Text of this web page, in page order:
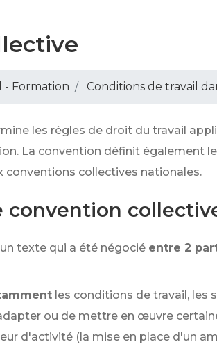
- Formation Conditions de travail
les règles de droit du travail
La convention définit également
collectives nationales.
convention
texte qui a été négocié entre 2
les conditions de travail, les
ou de mettre en œuvre
d'activité (la mise en place d'un